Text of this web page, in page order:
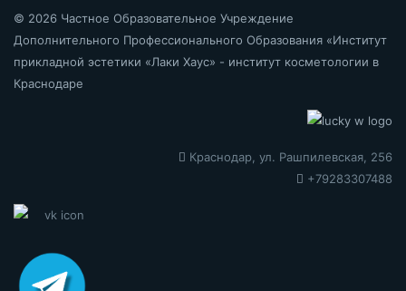
© 2026 Частное Образовательное Учреждение
Дополнительного Профессионального Образования «Институт
прикладной эстетики «Лаки Хаус» - институт косметологии в
Краснодаре
Краснодар, ул. Рашпилевская, 256
+79283307488